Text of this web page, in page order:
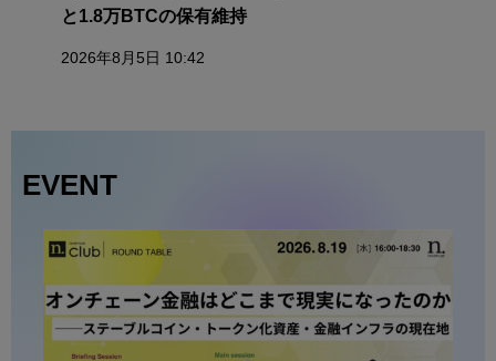
と1.8万BTCの保有維持
2026年8月5日 10:42
EVENT